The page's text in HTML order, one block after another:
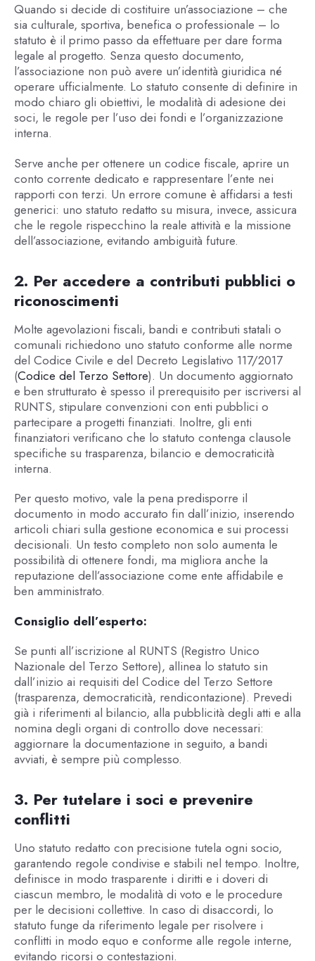
Quando si decide di costituire un’associazione – che
sia culturale, sportiva, benefica o professionale – lo
statuto è il primo passo da effettuare per dare forma
legale al progetto. Senza questo documento,
l’associazione non può avere un’identità giuridica né
operare ufficialmente. Lo statuto consente di definire in
modo chiaro gli obiettivi, le modalità di adesione dei
soci, le regole per l’uso dei fondi e l’organizzazione
interna.
Serve anche per ottenere un codice fiscale, aprire un
conto corrente dedicato e rappresentare l’ente nei
rapporti con terzi. Un errore comune è affidarsi a testi
generici: uno statuto redatto su misura, invece, assicura
che le regole rispecchino la reale attività e la missione
dell’associazione, evitando ambiguità future.
2. Per accedere a contributi pubblici o
riconoscimenti
Molte agevolazioni fiscali, bandi e contributi statali o
comunali richiedono uno statuto conforme alle norme
del Codice Civile e del Decreto Legislativo 117/2017
(Codice del Terzo Settore). Un documento aggiornato
e ben strutturato è spesso il prerequisito per iscriversi al
RUNTS, stipulare convenzioni con enti pubblici o
partecipare a progetti finanziati. Inoltre, gli enti
finanziatori verificano che lo statuto contenga clausole
specifiche su trasparenza, bilancio e democraticità
interna.
Per questo motivo, vale la pena predisporre il
documento in modo accurato fin dall’inizio, inserendo
articoli chiari sulla gestione economica e sui processi
decisionali. Un testo completo non solo aumenta le
possibilità di ottenere fondi, ma migliora anche la
reputazione dell’associazione come ente affidabile e
ben amministrato.
Consiglio dell’esperto:
Se punti all’iscrizione al RUNTS (Registro Unico
Nazionale del Terzo Settore), allinea lo statuto sin
dall’inizio ai requisiti del Codice del Terzo Settore
(trasparenza, democraticità, rendicontazione). Prevedi
già i riferimenti al bilancio, alla pubblicità degli atti e alla
nomina degli organi di controllo dove necessari:
aggiornare la documentazione in seguito, a bandi
avviati, è sempre più complesso.
3. Per tutelare i soci e prevenire
conflitti
Uno statuto redatto con precisione tutela ogni socio,
garantendo regole condivise e stabili nel tempo. Inoltre,
definisce in modo trasparente i diritti e i doveri di
ciascun membro, le modalità di voto e le procedure
per le decisioni collettive. In caso di disaccordi, lo
statuto funge da riferimento legale per risolvere i
conflitti in modo equo e conforme alle regole interne,
evitando ricorsi o contestazioni.